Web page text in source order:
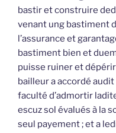
bastir et construire
venant ung bastiment
l’assurance et
bastiment bien et
puisse ruiner et
bailleur a accordé
faculté d’admortir
escuz sol évalués à la
seul payement ; et a